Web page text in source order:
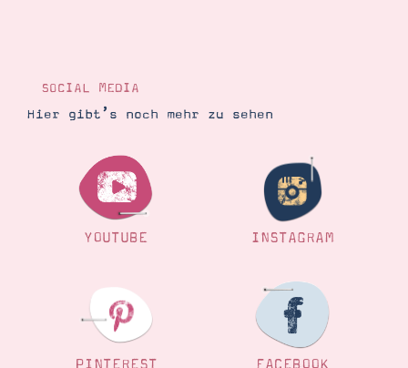
SOCIAL MEDIA
Hier gibt’s noch mehr zu sehen
YOUTUBE INSTAGRAM
PINTEREST FACEBOOK